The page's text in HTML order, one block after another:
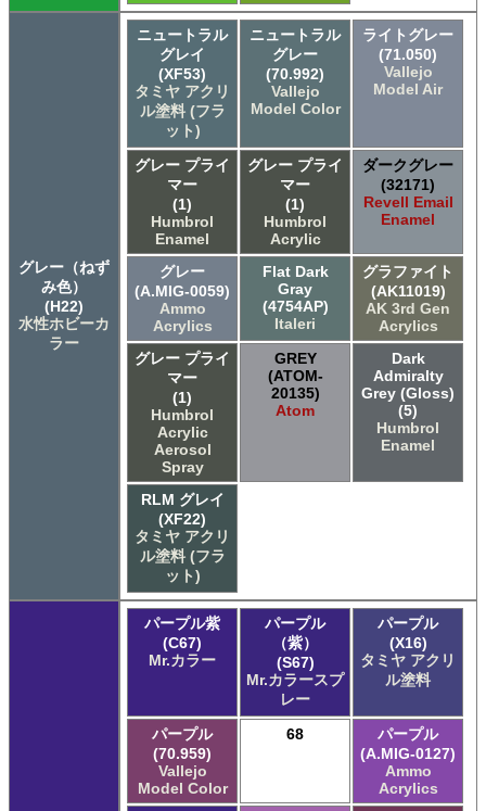
グレー（ねず
み色）
(H22)
水性ホビーカ
ラー
ニュートラル
グレイ
(XF53)
タミヤ アクリ
ル塗料 (フラ
ット)
ニュートラル
グレー
(70.992)
Vallejo
Model Color
ライトグレー
(71.050)
Vallejo
Model Air
グレー プライ
マー
(1)
Humbrol
Enamel
グレー プライ
マー
(1)
Humbrol
Acrylic
ダークグレー
(32171)
Revell Email
Enamel
グレー
(A.MIG-0059)
Ammo
Acrylics
Flat Dark
Gray
(4754AP)
Italeri
グラファイト
(AK11019)
AK 3rd Gen
Acrylics
グレー プライ
マー
(1)
Humbrol
Acrylic
Aerosol
Spray
GREY
(ATOM-
20135)
Atom
Dark
Admiralty
Grey (Gloss)
(5)
Humbrol
Enamel
RLM グレイ
(XF22)
タミヤ アクリ
ル塗料 (フラ
ット)
パープル紫
(C67)
Mr.カラー
パープル
（紫）
(S67)
Mr.カラースプ
レー
パープル
(X16)
タミヤ アクリ
ル塗料
パープル
(70.959)
Vallejo
Model Color
68
パープル
(A.MIG-0127)
Ammo
Acrylics